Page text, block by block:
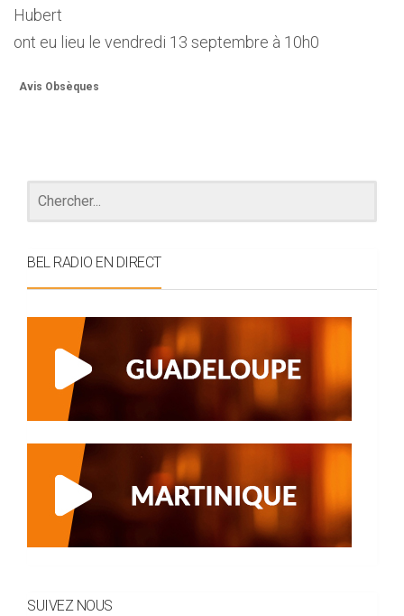
Hubert
ont eu lieu le vendredi 13 septembre à 10h0
Avis Obsèques
BEL RADIO EN DIRECT
SUIVEZ NOUS